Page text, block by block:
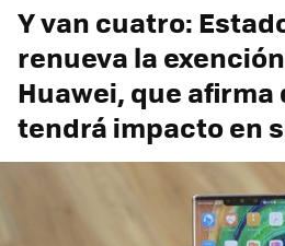
Y van cuatro:
renueva la
Huawei, que afirma
tendrá impacto en